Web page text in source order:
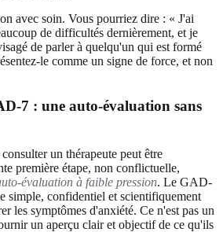
avec soin. Vous pourriez dire : « J'ai
de difficultés dernièrement, et je
de parler à quelqu'un qui est formé
le comme un signe de force, et non
7 : une auto-évaluation sans
un thérapeute peut être
première étape, non conflictuelle,
évaluation à faible pression. Le GAD-
simple, confidentiel et scientifiquement
les symptômes d'anxiété. Ce n'est pas un
un aperçu clair et objectif de ce qu'ils